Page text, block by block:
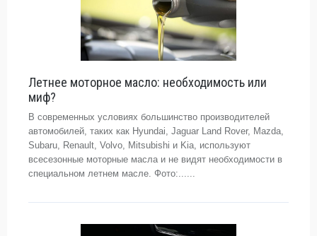
Летнее моторное масло: необходимость или
миф?
В современных условиях большинство производителей
автомобилей, таких как Hyundai, Jaguar Land Rover, Mazda,
Subaru, Renault, Volvo, Mitsubishi и Kia, используют
всесезонные моторные масла и не видят необходимости в
специальном летнем масле. Фото:......